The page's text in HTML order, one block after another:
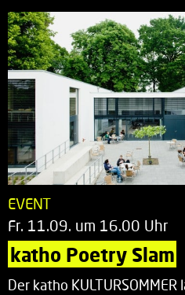
EVENT
Fr. 11.09. um 16.00 Uhr
katho Poetry Slam
Der katho